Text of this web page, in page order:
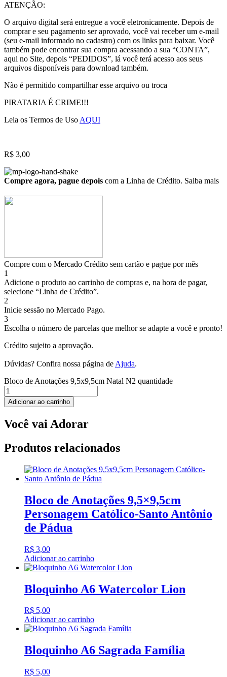
ATENÇÃO:
O arquivo digital será entregue a você eletronicamente. Depois de
comprar e seu pagamento ser aprovado, você vai receber um e-mail
(seu e-mail informado no cadastro) com os links para baixar. Você
também pode encontrar sua compra acessando a sua “CONTA”,
aqui no Site, depois “PEDIDOS”, lá você terá acesso aos seus
arquivos disponíveis para download também.
Não é permitido compartilhar esse arquivo ou troca
PIRATARIA É CRIME!!!
Leia os Termos de Uso AQUI
R$ 3,00
Compre agora, pague depois com a Linha de Crédito. Saiba mais
Compre com o Mercado Crédito sem cartão e pague por mês
1
Adicione o produto ao carrinho de compras e, na hora de pagar,
selecione “Linha de Crédito”.
2
Inicie sessão no Mercado Pago.
3
Escolha o número de parcelas que melhor se adapte a você e pronto!
Crédito sujeito a aprovação.
Dúvidas? Confira nossa página de Ajuda.
Bloco de Anotações 9,5x9,5cm Natal N2 quantidade
Adicionar ao carrinho
Você vai Adorar
Produtos relacionados
Bloco de Anotações 9,5×9,5cm
Personagem Católico-Santo Antônio
de Pádua
R$ 3,00
Adicionar ao carrinho
Bloquinho A6 Watercolor Lion
R$ 5,00
Adicionar ao carrinho
Bloquinho A6 Sagrada Família
R$ 5,00